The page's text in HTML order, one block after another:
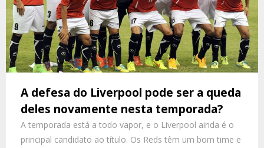
A defesa do Liverpool pode ser a queda
deles novamente nesta temporada?
A temporada está a todo vapor, e o Liverpool ainda é o
principal candidato ao título. Os Reds têm um bom time e